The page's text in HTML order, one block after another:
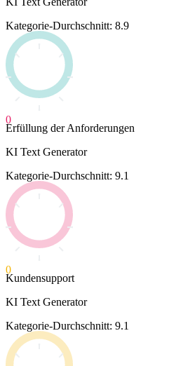
Kategorie-Durchschnitt: 8.9
0
Erfüllung der Anforderungen
KI Text Generator
Kategorie-Durchschnitt: 9.1
0
Kundensupport
KI Text Generator
Kategorie-Durchschnitt: 9.1